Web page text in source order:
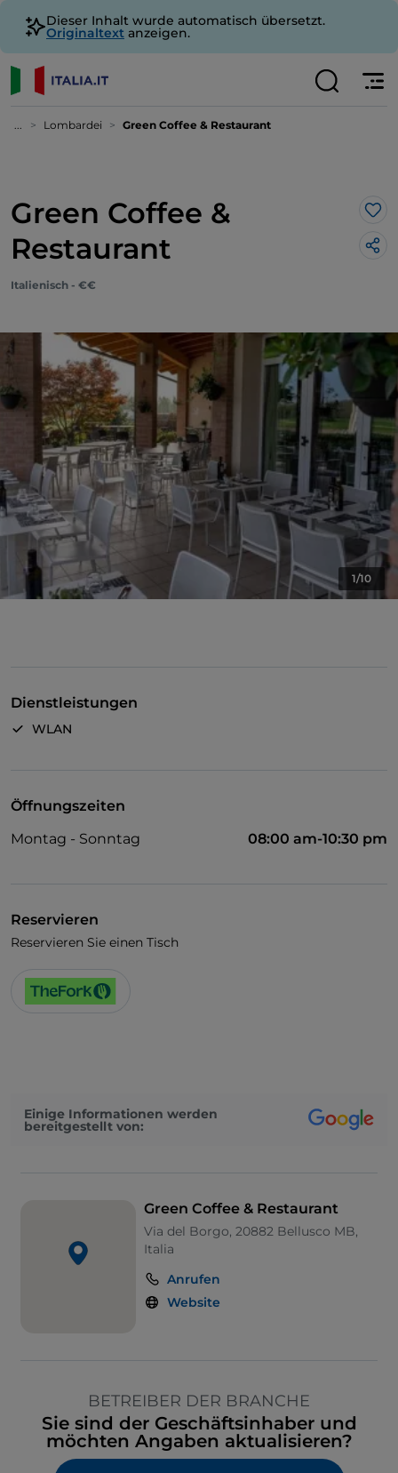
Dieser Inhalt wurde automatisch übersetzt.
Originaltext anzeigen.
... Lombardei Green Coffee & Restaurant
Green Coffee &
Restaurant
Italienisch - €€
1/10
Dienstleistungen
WLAN
Öffnungszeiten
Montag - Sonntag
08:00 am-10:30 pm
Reservieren
Reservieren Sie einen Tisch
Einige Informationen werden
bereitgestellt von:
Green Coffee & Restaurant
Via del Borgo, 20882 Bellusco MB,
Italia
Anrufen
Website
BETREIBER DER BRANCHE
Sie sind der Geschäftsinhaber und
möchten Angaben aktualisieren?